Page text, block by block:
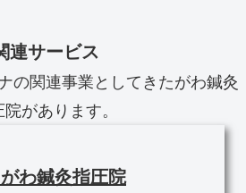
連サービス
の関連事業としてきたがわ鍼灸
があります。
わ鍼灸指圧院